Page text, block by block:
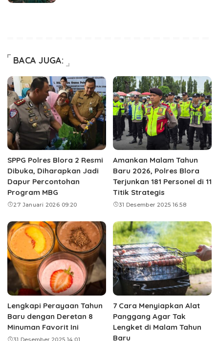
BACA JUGA:
SPPG Polres Blora 2 Resmi
Dibuka, Diharapkan Jadi
Dapur Percontohan
Program MBG
27 Januari 2026 09:20
Amankan Malam Tahun
Baru 2026, Polres Blora
Terjunkan 181 Personel di 11
Titik Strategis
31 Desember 2025 16:58
Lengkapi Perayaan Tahun
Baru dengan Deretan 8
Minuman Favorit Ini
31 Desember 2025 14:01
7 Cara Menyiapkan Alat
Panggang Agar Tak
Lengket di Malam Tahun
Baru